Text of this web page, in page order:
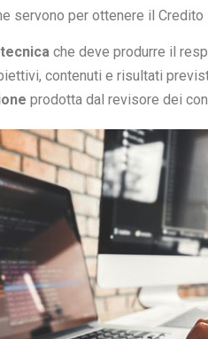
servono per ottenere il Credito
che deve produrre il
contenuti e risultati
prodotta dal revisore dei